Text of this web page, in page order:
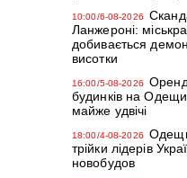
10:00/6-08-2026
Ланжероні:
добивається
висотки
16:00/5-08-2026
будинків на
майже удвічі
18:00/4-08-2026
трійки лідерів
новобудов